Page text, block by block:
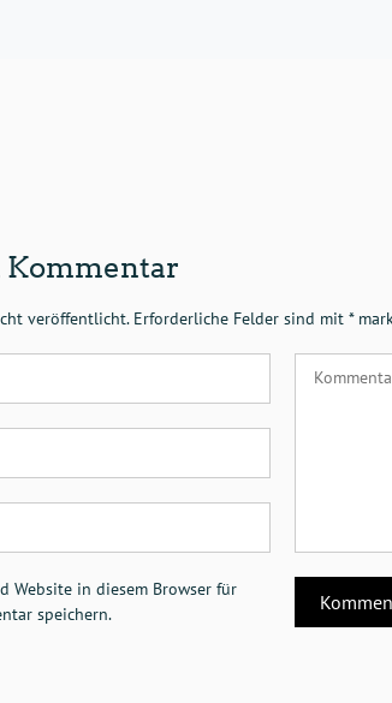
Kommentar
veröffentlicht. Erforderliche Felder sind mit *
Website in diesem Browser für
speichern.